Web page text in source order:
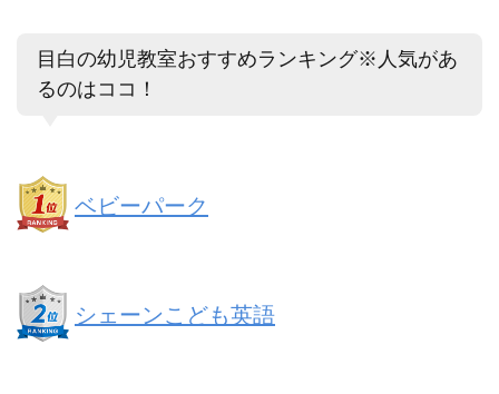
目白の幼児教室おすすめランキング※人気があ
るのはココ！
ベビーパーク
シェーンこども英語